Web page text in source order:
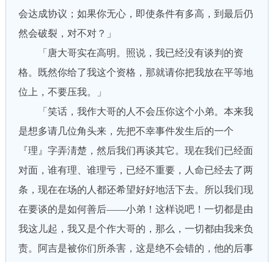
会达成协议；如果你无心，即使条件有多高，到最后仍
然会破裂，对不对？」
「唐大哥实在高明。照说，我已经没有谈判的资
格。既然你给了我这个资格，那就请你把我放在平等地
位上，不要压我。」
「笑话，我作大哥的人不会压你这个小弟。本来我
是想多请几位角头来，先把不幸事件发生后的一个
『理』字弄淸楚，然后我们再谈其它。现在我们已经面
对面，谁有理、谁理亏，已经不重要，人命已经去了两
条，现在在场的人都还希望好好地活下去。所以我们现
在要谈的是如何善后——小弟！这样说吧！一切都是由
我这儿起，我又是个作大哥的，那么，一切都由我来负
责。阿吉是被你们所杀害，这是绝不会错的，他的后事